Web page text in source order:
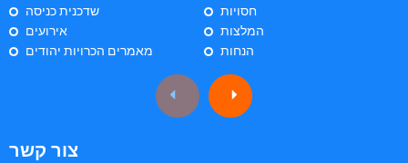
שדכנית כניסה
אירועים
מאמרים הכרויות יהודים
חסויות
המלצות
הנחות
צור קשר